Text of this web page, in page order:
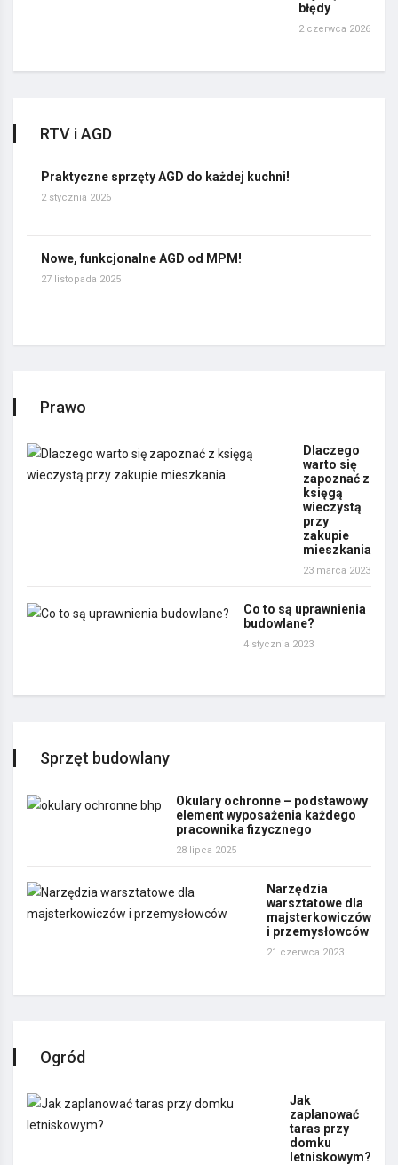
błędy
2 czerwca 2026
RTV i AGD
Praktyczne sprzęty AGD do każdej kuchni!
2 stycznia 2026
Nowe, funkcjonalne AGD od MPM!
27 listopada 2025
Prawo
Dlaczego
warto się
zapoznać z
księgą
wieczystą
przy
zakupie
mieszkania
23 marca 2023
Co to są uprawnienia
budowlane?
4 stycznia 2023
Sprzęt budowlany
Okulary ochronne – podstawowy
element wyposażenia każdego
pracownika fizycznego
28 lipca 2025
Narzędzia
warsztatowe dla
majsterkowiczów
i przemysłowców
21 czerwca 2023
Ogród
Jak
zaplanować
taras przy
domku
letniskowym?